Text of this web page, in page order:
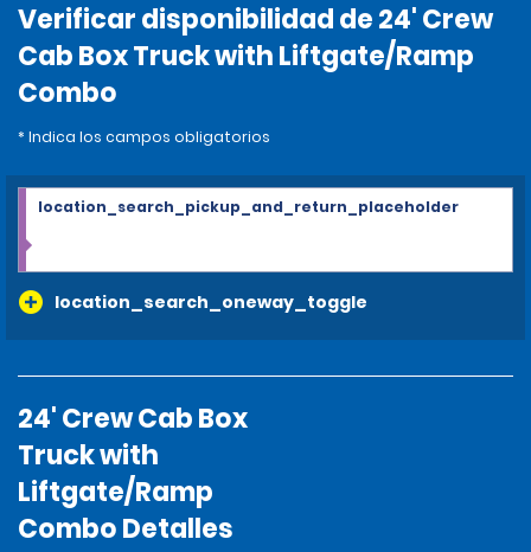
Verificar disponibilidad de 24' Crew
Cab Box Truck with Liftgate/Ramp
Combo
* Indica los campos obligatorios
location_search_oneway_toggle
location_search_pickup_and_return_placeholder
24' Crew Cab Box
Truck with
Liftgate/Ramp
Combo Detalles